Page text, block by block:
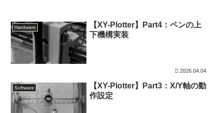
Hardware
【XY-Plotter】Part4：ペンの上
下機構実装
2026.04.04
Software
【XY-Plotter】Part3：X/Y軸の動
作設定